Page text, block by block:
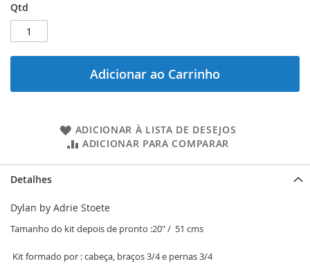
Qtd
Adicionar ao Carrinho
ADICIONAR À LISTA DE DESEJOS
ADICIONAR PARA COMPARAR
Detalhes
Dylan by Adrie Stoete
Tamanho do kit depois de pronto :20" / 51 cms
Kit formado por : cabeça, braços 3/4 e pernas 3/4